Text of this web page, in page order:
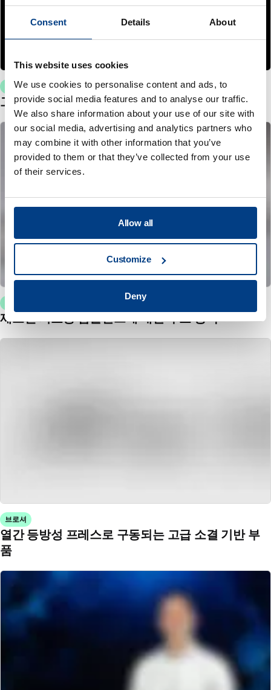
Consent Details About
This website uses cookies
We use cookies to personalise content and ads, to
provide social media features and to analyse our traffic.
We also share information about your use of our site with
our social media, advertising and analytics partners who
may combine it with other information that you’ve
provided to them or that they’ve collected from your use
of their services.
Allow all
Customize
Deny
WHITE PAPER
고압 열처리(HPHT™)를 통한 열처리 왜곡 감소
제조된 의료용 임플란트에 대한 수요 충족
브로셔
열간 등방성 프레스로 구동되는 고급 소결 기반 부
품